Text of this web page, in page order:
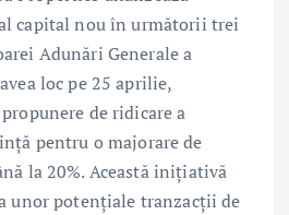
capital nou în următorii trei
Adunări Generale a
loc pe 25 aprilie,
de ridicare a
pentru o majorare de
la 20%. Această inițiativă
unor potențiale tranzacții de